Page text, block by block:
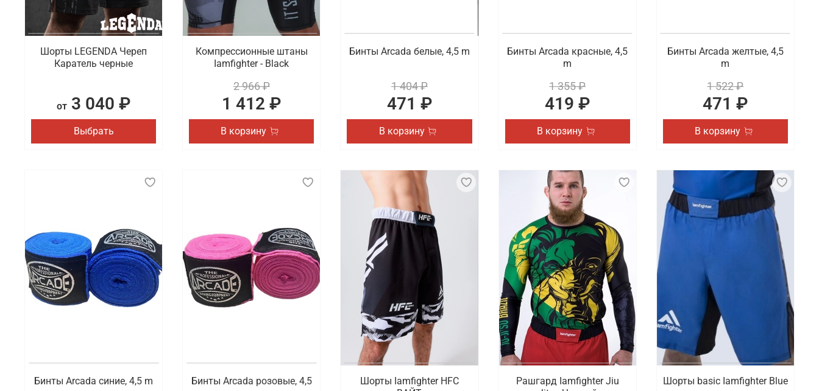
Шорты LEGENDA Череп
Каратель черные
от 3 040 ₽
Выбрать
Компрессионные штаны
Iamfighter - Black
2 966 ₽
1 412 ₽
В корзину
Бинты Arcada белые, 4,5 m
1 404 ₽
471 ₽
В корзину
Бинты Arcada красные, 4,5
m
1 355 ₽
419 ₽
В корзину
Бинты Arcada желтые, 4,5
m
1 522 ₽
471 ₽
В корзину
Бинты Arcada синие, 4,5 m
Бинты Arcada розовые, 4,5
Шорты Iamfighter HFC
Рашгард Iamfighter Jiu
Шорты basic Iamfighter Blue